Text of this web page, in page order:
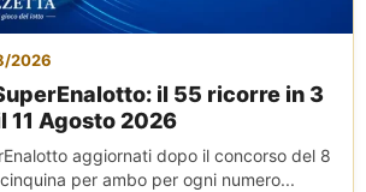
2026
il 55 ricorre in 3
11 Agosto 2026
aggiornati dopo il concorso del 8
per ambo per ogni numero...